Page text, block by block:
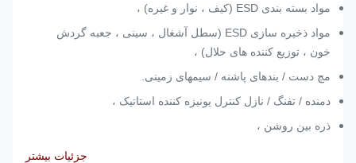
مواد بسته بندی ESD (کیف ، نوار و غیره) ،
مواد ذخیره سازی ESD (سطل آشغال ، سینی ، جعبه گردش
خون ، توزیع کننده های حلال) ،
مچ دست / بندهای پاشنه / سیمهای زمینی.
دمنده / تفنگ / نازل کنترل یونیزه کننده استاتیک ،
ذره بین روشن ،
جزئیات بیشتر